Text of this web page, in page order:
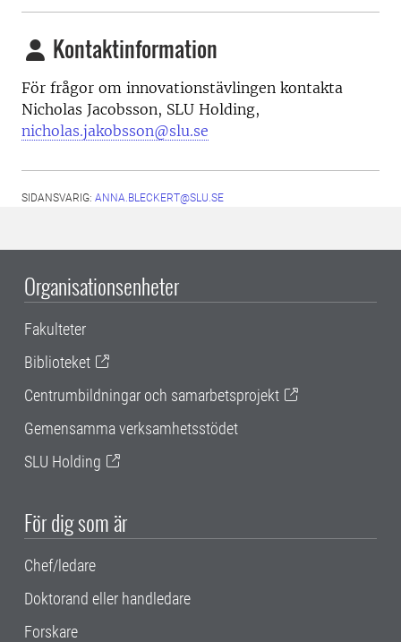
Kontaktinformation
För frågor om innovationstävlingen kontakta
Nicholas Jacobsson, SLU Holding,
nicholas.jakobsson@slu.se
SIDANSVARIG: ANNA.BLECKERT@SLU.SE
Organisationsenheter
Fakulteter
Biblioteket
Centrumbildningar och samarbetsprojekt
Gemensamma verksamhetsstödet
SLU Holding
För dig som är
Chef/ledare
Doktorand eller handledare
Forskare